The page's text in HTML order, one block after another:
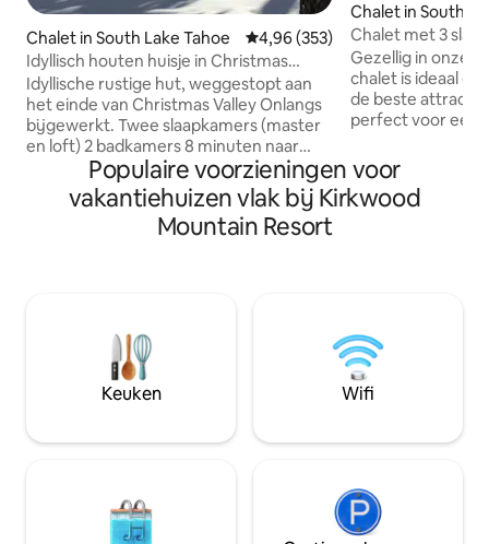
Chalet in South Lake Tahoe Gemiddelde beoordeling van
4,96 (353)
Idyllisch houten huisje in Christmas
Valley
Idyllische rustige hut, weggestopt aan
het einde van Christmas Valley Onlangs
bijgewerkt. Twee slaapkamers (master
en loft) 2 badkamers 8 minuten naar
Meyers. 15 minuten naar South Lake
Tahoe Op een hectare grond, grenzend
aan Nationaal Bos Skiën bij Kirkwood (35
minuten) of Heavenly (25 minuten) en
volledig uitgeruste keuken Houtkachel
en centrale verwarming Ideaal voor
gezin of 2 koppels. (4 volwassenen max,
jonger dan 5 jaar ok)
Chalet in South
Chalet met 3
haard in de buurt
Gezellig in onze
chalet is ideaal
de beste
perfect voor een
★ Smack-dab
Kirkwood ★
rivier, meren en
kinderen = 8
Populaire voorzieningen voor
vakantiehuizen vlak bij Kirkwood
Mountain Resort
Keuken Wifi